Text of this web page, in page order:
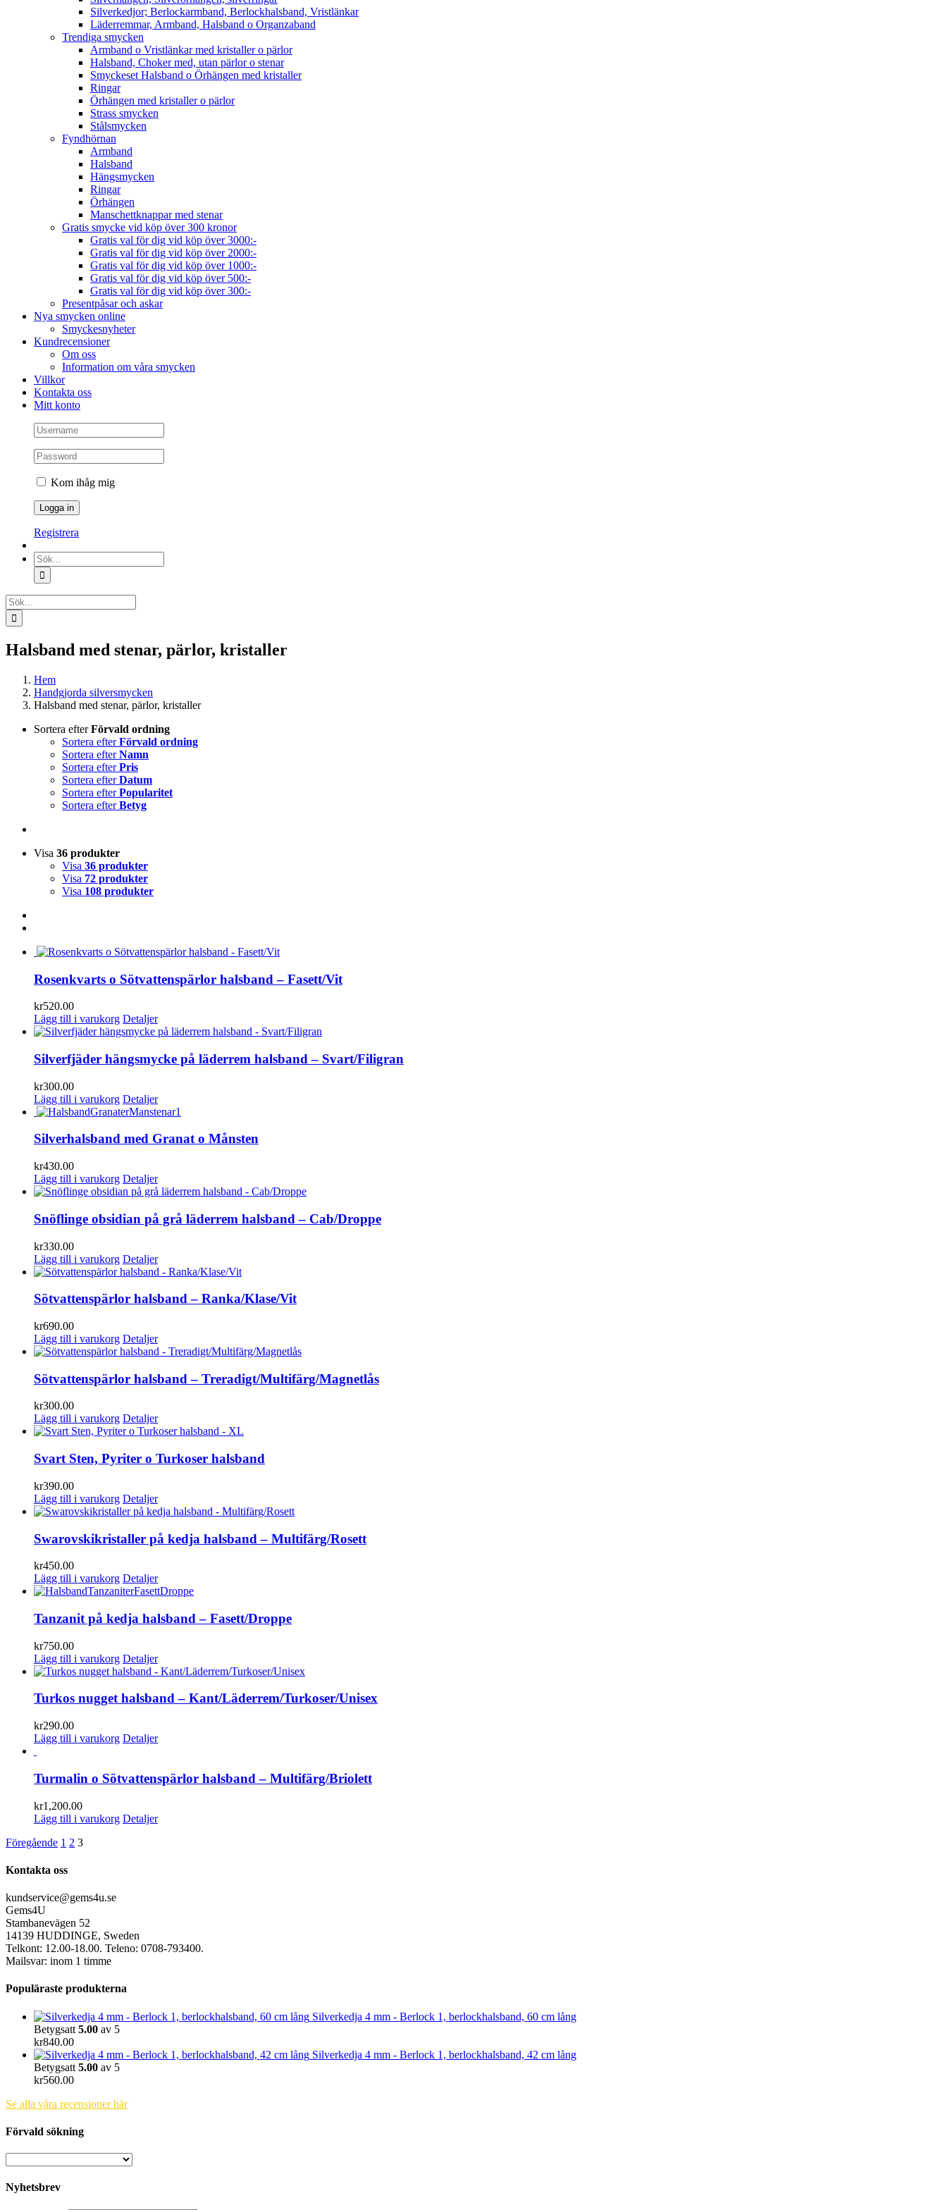
Silverkedjor; Berlockarmband, Berlockhalsband, Vristlänkar
Läderremmar, Armband, Halsband o Organzaband
Trendiga smycken
Armband o Vristlänkar med kristaller o pärlor
Halsband, Choker med, utan pärlor o stenar
Smyckeset Halsband o Örhängen med kristaller
Ringar
Örhängen med kristaller o pärlor
Strass smycken
Stålsmycken
Fyndhörnan
Armband
Halsband
Hängsmycken
Ringar
Örhängen
Manschettknappar med stenar
Gratis smycke vid köp över 300 kronor
Gratis val för dig vid köp över 3000:-
Gratis val för dig vid köp över 2000:-
Gratis val för dig vid köp över 1000:-
Gratis val för dig vid köp över 500:-
Gratis val för dig vid köp över 300:-
Presentpåsar och askar
Nya smycken online
Smyckesnyheter
Kundrecensioner
Om oss
Information om våra smycken
Villkor
Kontakta oss
Mitt konto
Kom ihåg mig
Registrera
Sök
efter:
Sök
efter:
Halsband med stenar, pärlor, kristaller
Hem
Handgjorda silversmycken
Halsband med stenar, pärlor, kristaller
Sortera efterFörvald ordning
Sortera efterFörvald ordning
Sortera efterNamn
Sortera efterPris
Sortera efterDatum
Sortera efterPopularitet
Sortera efterBetyg
Visa 36 produkter
Visa 36 produkter
Visa 72 produkter
Visa 108 produkter
Rosenkvarts o Sötvattenspärlor halsband – Fasett/Vit
kr520.00
Lägg till i varukorg Detaljer
Silverfjäder hängsmycke på läderrem halsband – Svart/Filigran
kr300.00
Lägg till i varukorg Detaljer
Silverhalsband med Granat o Månsten
kr430.00
Lägg till i varukorg Detaljer
Snöflinge obsidian på grå läderrem halsband – Cab/Droppe
kr330.00
Lägg till i varukorg Detaljer
Sötvattenspärlor halsband – Ranka/Klase/Vit
kr690.00
Lägg till i varukorg Detaljer
Sötvattenspärlor halsband – Treradigt/Multifärg/Magnetlås
kr300.00
Lägg till i varukorg Detaljer
Svart Sten, Pyriter o Turkoser halsband
kr390.00
Lägg till i varukorg Detaljer
Swarovskikristaller på kedja halsband – Multifärg/Rosett
kr450.00
Lägg till i varukorg Detaljer
Tanzanit på kedja halsband – Fasett/Droppe
kr750.00
Lägg till i varukorg Detaljer
Turkos nugget halsband – Kant/Läderrem/Turkoser/Unisex
kr290.00
Lägg till i varukorg Detaljer
Turmalin o Sötvattenspärlor halsband – Multifärg/Briolett
kr1,200.00
Lägg till i varukorg Detaljer
Föregående 1 2 3
Kontakta oss
kundservice@gems4u.se
Gems4U
Stambanevägen 52
14139 HUDDINGE, Sweden
Telkont: 12.00-18.00. Teleno: 0708-793400.
Mailsvar: inom 1 timme
Populäraste produkterna
Silverkedja 4 mm - Berlock 1, berlockhalsband, 60 cm lång
Betygsatt 5.00 av 5
kr840.00
Silverkedja 4 mm - Berlock 1, berlockhalsband, 42 cm lång
Betygsatt 5.00 av 5
kr560.00
Se alla våra recensioner här
Förvald sökning
Nyhetsbrev